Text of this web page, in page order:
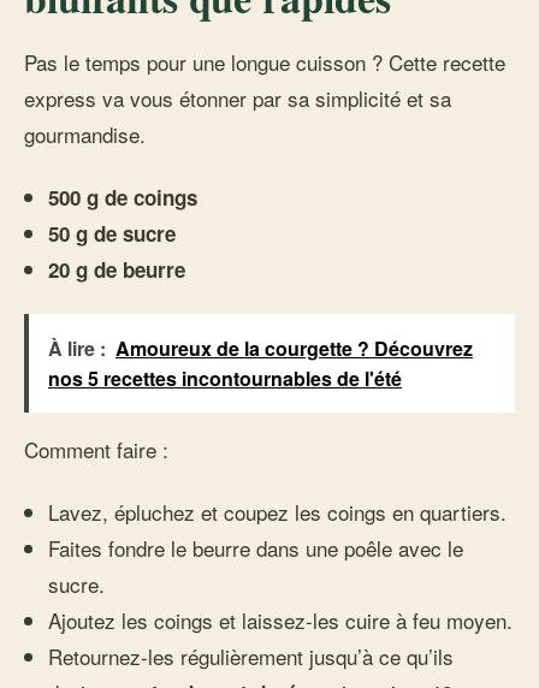
Pas le temps pour une longue cuisson ? Cette recette
express va vous étonner par sa simplicité et sa
gourmandise.
500 g de coings
50 g de sucre
20 g de beurre
À lire : Amoureux de la courgette ? Découvrez
nos 5 recettes incontournables de l'été
Comment faire :
Lavez, épluchez et coupez les coings en quartiers.
Faites fondre le beurre dans une poêle avec le
sucre.
Ajoutez les coings et laissez-les cuire à feu moyen.
Retournez-les régulièrement jusqu’à ce qu’ils